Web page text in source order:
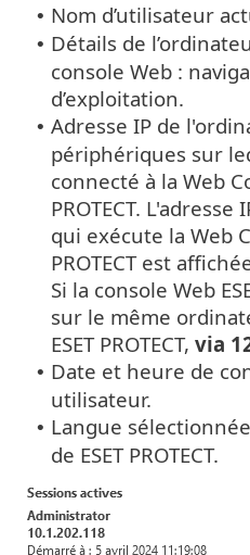
• Nom d’utilisateur
• Détails de
console Web :
d’exploitation.
• Adresse IP de
périphériques sur
connecté à la Web
PROTECT.
qui exécute la Web
PROTECT est
Si la console Web
sur le même
ESET PROTECT, via
• Date et heure de
utilisateur.
• Langue
de ESET PROTECT.